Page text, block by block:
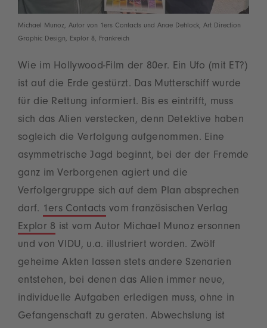
Michael Munoz, Autor von 1ers Contacts und Anae Dehlock, Art Direction
Graphic Design, Explor 8, Frankreich
Wie im Hollywood-Film der 80er. Ein Ufo (mit ET?)
ist auf die Erde gestürzt. Das Mutterschiff wurde
für die Rettung informiert. Bis es eintrifft, muss
sich das Alien verstecken, denn Detektive haben
sogleich die Verfolgung aufgenommen. Eine
asymmetrische Jagd beginnt, bei der der Fremde
ganz im Verborgenen agiert und die
Verfolgergruppe sich auf dem Plan absprechen
darf. 1ers Contacts vom französischen Verlag
Explor 8 ist vom Autor Michael Munoz ersonnen
und von VIDU, u.a. illustriert worden. Zwölf
geheime Akten lassen stets andere Szenarien
entstehen, bei denen das Alien immer neue,
individuelle Aufgaben erledigen muss, ohne in
Gefangenschaft zu geraten. Abwechslung ist